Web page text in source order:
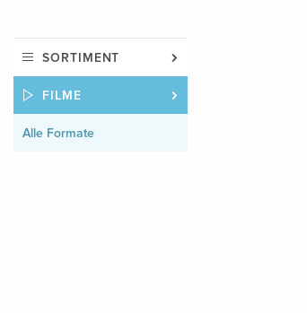
SORTIMENT
FILME
Alle Formate